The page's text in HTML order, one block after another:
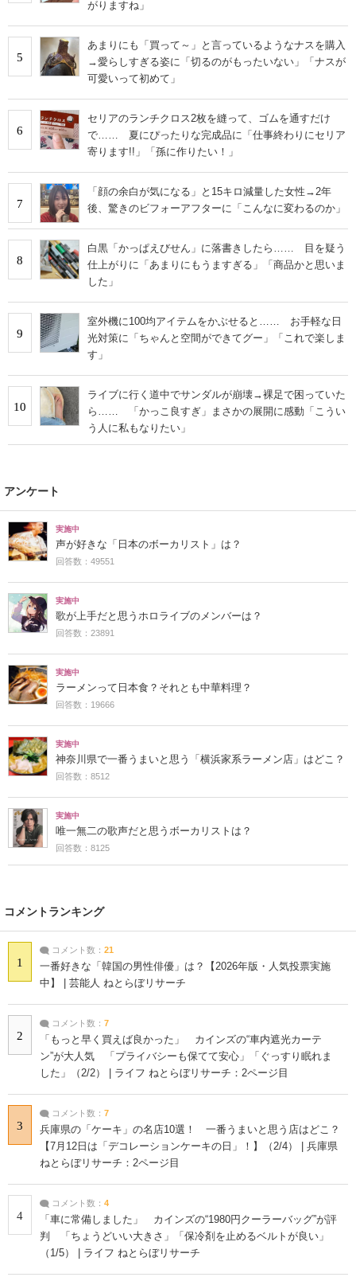
がりますね」
5
あまりにも「買って～」と言っているようなナスを購入
→愛らしすぎる姿に「切るのがもったいない」「ナスが
可愛いって初めて」
6
セリアのランチクロス2枚を縫って、ゴムを通すだけ
で…… 夏にぴったりな完成品に「仕事終わりにセリア
寄ります!!」「孫に作りたい！」
7
「顔の余白が気になる」と15キロ減量した女性→2年
後、驚きのビフォーアフターに「こんなに変わるのか」
8
白黒「かっぱえびせん」に落書きしたら…… 目を疑う
仕上がりに「あまりにもうますぎる」「商品かと思いま
した」
9
室外機に100均アイテムをかぶせると…… お手軽な日
光対策に「ちゃんと空間ができてグー」「これで楽しま
す」
10
ライブに行く道中でサンダルが崩壊→裸足で困っていた
ら…… 「かっこ良すぎ」まさかの展開に感動「こうい
う人に私もなりたい」
アンケート
実施中
声が好きな「日本のボーカリスト」は？
回答数：49551
実施中
歌が上手だと思うホロライブのメンバーは？
回答数：23891
実施中
ラーメンって日本食？それとも中華料理？
回答数：19666
実施中
神奈川県で一番うまいと思う「横浜家系ラーメン店」はどこ？
回答数：8512
実施中
唯一無二の歌声だと思うボーカリストは？
回答数：8125
コメントランキング
1
コメント数： 21
一番好きな「韓国の男性俳優」は？【2026年版・人気投票実施
中】 | 芸能人 ねとらぼリサーチ
2
コメント数： 7
「もっと早く買えば良かった」 カインズの“車内遮光カーテ
ン”が大人気 「プライバシーも保てて安心」「ぐっすり眠れま
した」（2/2） | ライフ ねとらぼリサーチ：2ページ目
3
コメント数： 7
兵庫県の「ケーキ」の名店10選！ 一番うまいと思う店はどこ？
【7月12日は「デコレーションケーキの日」！】（2/4） | 兵庫県
ねとらぼリサーチ：2ページ目
4
コメント数： 4
「車に常備しました」 カインズの“1980円クーラーバッグ”が評
判 「ちょうどいい大きさ」「保冷剤を止めるベルトが良い」
（1/5） | ライフ ねとらぼリサーチ